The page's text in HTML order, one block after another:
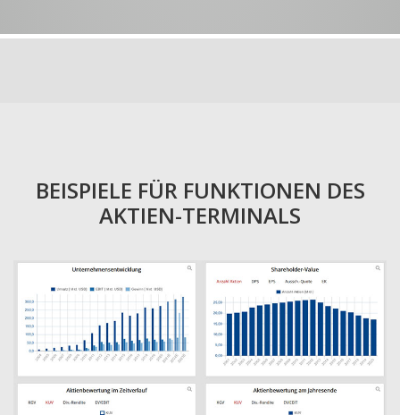
BEISPIELE FÜR FUNKTIONEN DES
AKTIEN-TERMINALS